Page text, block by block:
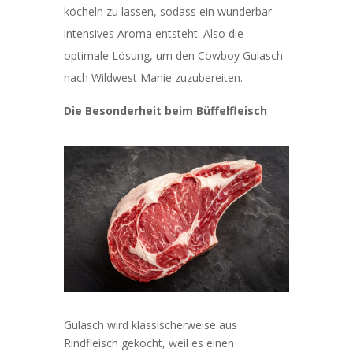
köcheln zu lassen, sodass ein wunderbar
intensives Aroma entsteht. Also die
optimale Lösung, um den Cowboy Gulasch
nach Wildwest Manie zuzubereiten.
Die Besonderheit beim Büffelfleisch
Gulasch wird klassischerweise aus
Rindfleisch gekocht, weil es einen